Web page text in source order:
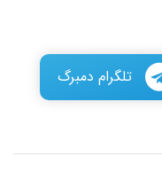
تلگرام دمبرگ